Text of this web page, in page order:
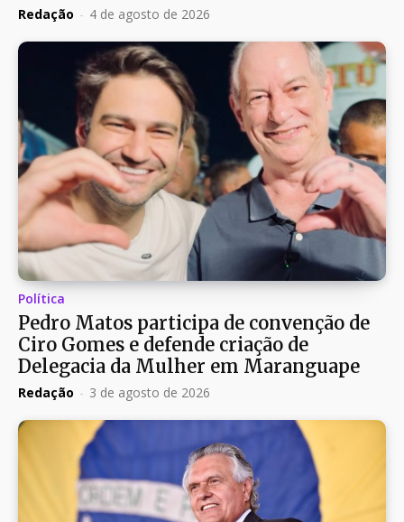
Redação - 4 de agosto de 2026
Política
Pedro Matos participa de convenção de
Ciro Gomes e defende criação de
Delegacia da Mulher em Maranguape
Redação - 3 de agosto de 2026